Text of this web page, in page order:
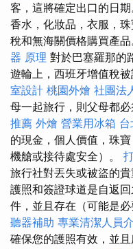
客，這將確定出口的日
香水，化妝品，衣服，
稅和無海關價格購買產品
器 原理 對於巴塞羅那的
遊輪上，西班牙增值稅
室設計 桃園外燴 社團法
母一起旅行，則父母都
推薦 外燴 營業用冰箱
的現金，個人價值，珠
機艙或接待處安全）。
旅行社對丟失或被盜的貴
護照和簽證球道是自返
件，並且存在（可能是必
聽器補助 專業清潔人員
確保您的護照有效，並